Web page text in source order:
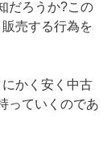
だろうか?この
売する行為を
かく安く中古
っていくのであ